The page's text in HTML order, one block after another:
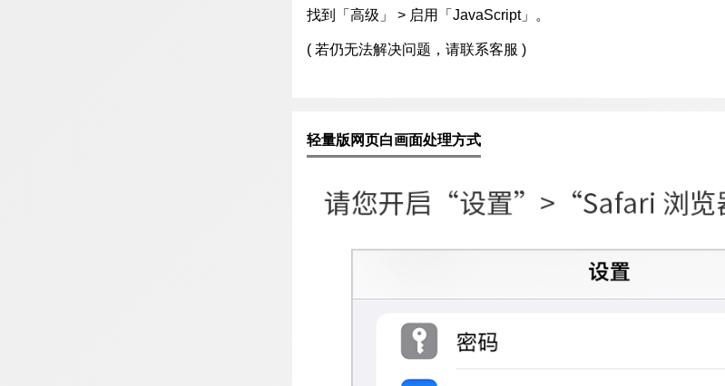
找到「高级」 > 启用「JavaScript」。
( 若仍无法解决问题，请联系客服 )
轻量版网页白画面处理方式